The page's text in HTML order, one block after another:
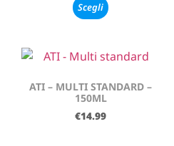
Scegli
ATI – MULTI STANDARD –
150ML
€14.99